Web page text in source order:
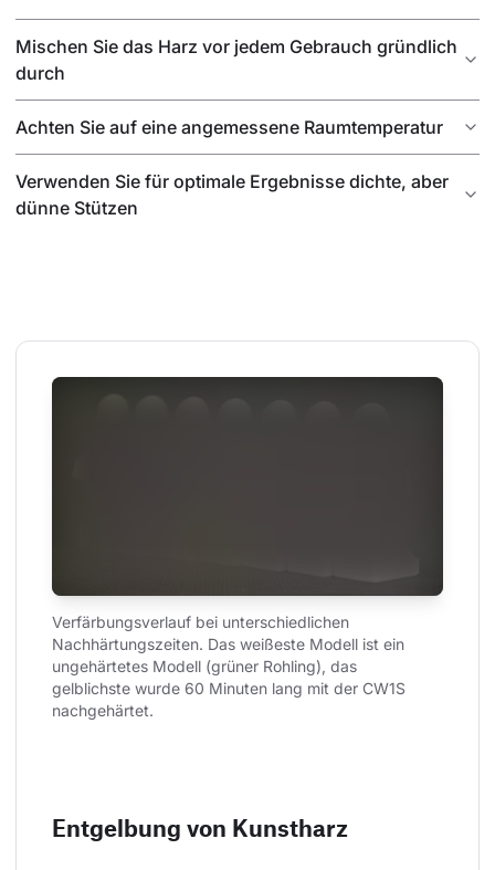
Mischen Sie das Harz vor jedem Gebrauch gründlich
durch
Achten Sie auf eine angemessene Raumtemperatur
Verwenden Sie für optimale Ergebnisse dichte, aber
dünne Stützen
Verfärbungsverlauf bei unterschiedlichen
Nachhärtungszeiten. Das weißeste Modell ist ein
ungehärtetes Modell (grüner Rohling), das
gelblichste wurde 60 Minuten lang mit der CW1S
nachgehärtet.
Entgelbung von Kunstharz